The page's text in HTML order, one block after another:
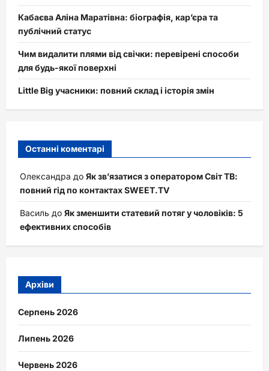
Кабаєва Аліна Маратівна: біографія, кар’єра та
публічний статус
Чим видалити плями від свічки: перевірені способи
для будь-якої поверхні
Little Big учасники: повний склад і історія змін
Останні коментарі
Олександра до Як зв’язатися з оператором Світ ТВ:
повний гід по контактах SWEET.TV
Василь до Як зменшити статевий потяг у чоловіків: 5
ефективних способів
Архіви
Серпень 2026
Липень 2026
Червень 2026